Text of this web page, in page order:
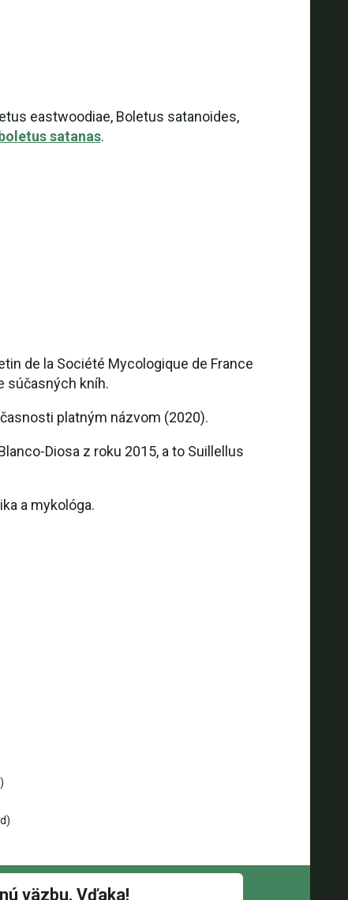
eastwoodiae, Boletus satanoides,
satanas.
de la Société Mycologique de France
súčasných kníh.
platným názvom (2020).
Diosa z roku 2015, a to Suillellus
a mykológa.